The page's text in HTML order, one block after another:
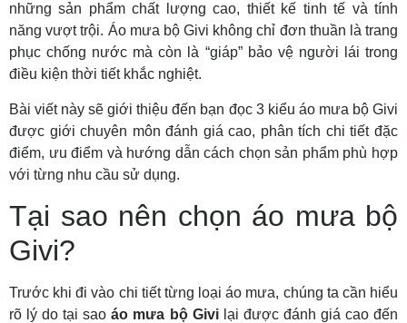
những sản phẩm chất lượng cao, thiết kế tinh tế và tính
năng vượt trội. Áo mưa bộ Givi không chỉ đơn thuần là trang
phục chống nước mà còn là “giáp” bảo vệ người lái trong
điều kiện thời tiết khắc nghiệt.
Bài viết này sẽ giới thiệu đến bạn đọc 3 kiểu áo mưa bộ Givi
được giới chuyên môn đánh giá cao, phân tích chi tiết đặc
điểm, ưu điểm và hướng dẫn cách chọn sản phẩm phù hợp
với từng nhu cầu sử dụng.
Tại sao nên chọn áo mưa bộ
Givi?
Trước khi đi vào chi tiết từng loại áo mưa, chúng ta cần hiểu
rõ lý do tại saoáo mưa bộ Givilại được đánh giá cao đến